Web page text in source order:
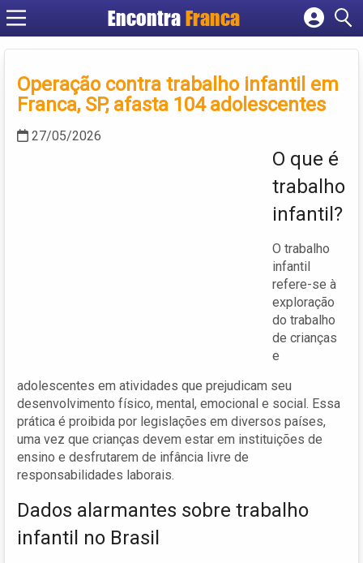
Encontra Franca
Cadastrar empresa
Criar conta
Operação contra trabalho infantil em
Franca, SP, afasta 104 adolescentes
27/05/2026
O que é
trabalho
infantil?
O trabalho
infantil
refere-se à
exploração
do trabalho
de crianças
e
adolescentes em atividades que prejudicam seu
desenvolvimento físico, mental, emocional e social. Essa
prática é proibida por legislações em diversos países,
uma vez que crianças devem estar em instituições de
ensino e desfrutarem de infância livre de
responsabilidades laborais.
Dados alarmantes sobre trabalho
infantil no Brasil